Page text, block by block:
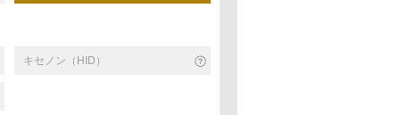
キセノン（HID）